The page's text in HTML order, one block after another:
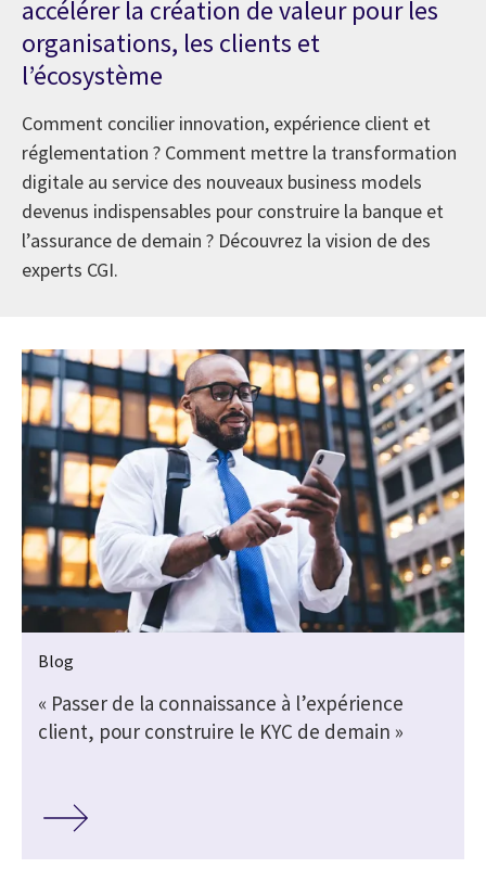
accélérer la création de valeur pour les
organisations, les clients et
l’écosystème
Comment concilier innovation, expérience client et
réglementation ? Comment mettre la transformation
digitale au service des nouveaux business models
devenus indispensables pour construire la banque et
l’assurance de demain ? Découvrez la vision de des
experts CGI.
Blog
« Passer de la connaissance à l’expérience
client, pour construire le KYC de demain »